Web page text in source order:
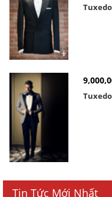
Tin Tức Mới Nhất